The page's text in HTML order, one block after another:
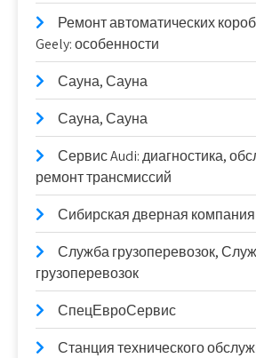
Ремонт автоматических
Geely: особенности
Сауна, Сауна
Сауна, Сауна
Сервис Audi: диагностика,
ремонт трансмиссий
Сибирская дверная компания
Служба грузоперевозок,
грузоперевозок
СпецЕвроСервис
Станция технического